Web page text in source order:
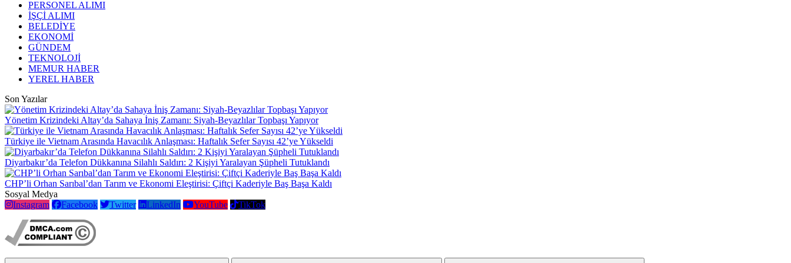
PERSONEL ALIMI
İŞÇİ ALIMI
BELEDİYE
EKONOMİ
GÜNDEM
TEKNOLOJİ
MEMUR HABER
YEREL HABER
Son Yazılar
Yönetim Krizindeki Altay’da Sahaya İniş Zamanı: Siyah-Beyazlılar Topbaşı Yapıyor
Türkiye ile Vietnam Arasında Havacılık Anlaşması: Haftalık Sefer Sayısı 42’ye Yükseldi
Diyarbakır’da Telefon Dükkanına Silahlı Saldırı: 2 Kişiyi Yaralayan Şüpheli Tutuklandı
CHP’li Orhan Sarıbal’dan Tarım ve Ekonomi Eleştirisi: Çiftçi Kaderiyle Baş Başa Kaldı
Sosyal Medya
Instagram
Facebook Twitter LinkedIn YouTube TikTok